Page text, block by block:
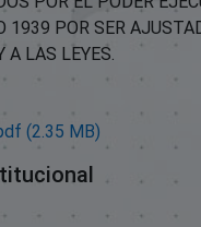
1939 POR SER
A LAS LEYES.
(2.35 MB)